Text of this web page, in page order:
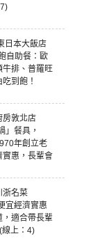
日本大飯店
自助餐：歐
牛排、普羅旺
到飽！
房敦北店
」餐具，
年創立老
實惠，長輩會
浙名菜
宜經濟實惠
，適合帶長輩
線上：4)